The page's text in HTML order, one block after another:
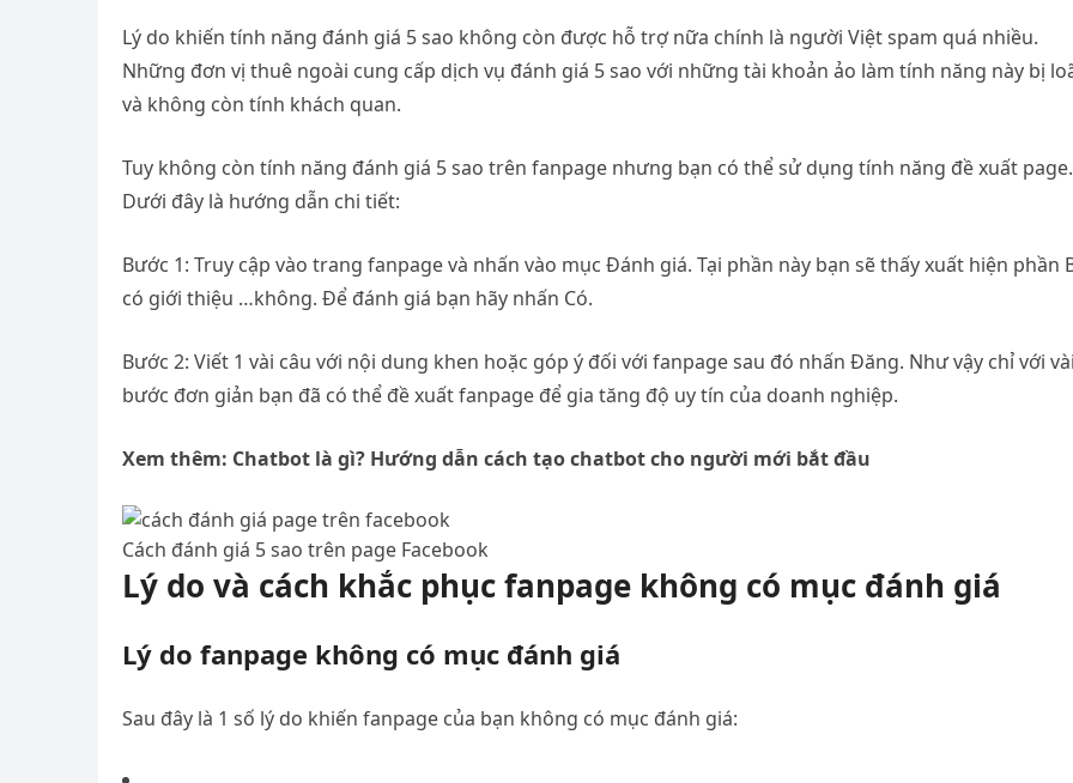
Lý do khiến tính năng đánh giá 5 sao không còn được hỗ trợ nữa chính là người Việt spam quá nhiều.
Những đơn vị thuê ngoài cung cấp dịch vụ đánh giá 5 sao với những tài khoản ảo làm tính năng này bị
và không còn tính khách quan.
Tuy không còn tính năng đánh giá 5 sao trên fanpage nhưng bạn có thể sử dụng tính năng đề xuất page.
Dưới đây là hướng dẫn chi tiết:
Bước 1: Truy cập vào trang fanpage và nhấn vào mục Đánh giá. Tại phần này bạn sẽ thấy xuất hiện phần
có giới thiệu …không. Để đánh giá bạn hãy nhấn Có.
Bước 2: Viết 1 vài câu với nội dung khen hoặc góp ý đối với fanpage sau đó nhấn Đăng. Như vậy chỉ với
bước đơn giản bạn đã có thể đề xuất fanpage để gia tăng độ uy tín của doanh nghiệp.
Xem thêm: Chatbot là gì? Hướng dẫn cách tạo chatbot cho người mới bắt đầu
Cách đánh giá 5 sao trên page Facebook
Lý do và cách khắc phục fanpage không có mục đánh giá
Lý do fanpage không có mục đánh giá
Sau đây là 1 số lý do khiến fanpage của bạn không có mục đánh giá: